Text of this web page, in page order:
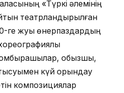
«Түркі әлемінің
театрландырылған
ге жуық өнерпаздардың
қобызшы,
күй орындау
композициялар